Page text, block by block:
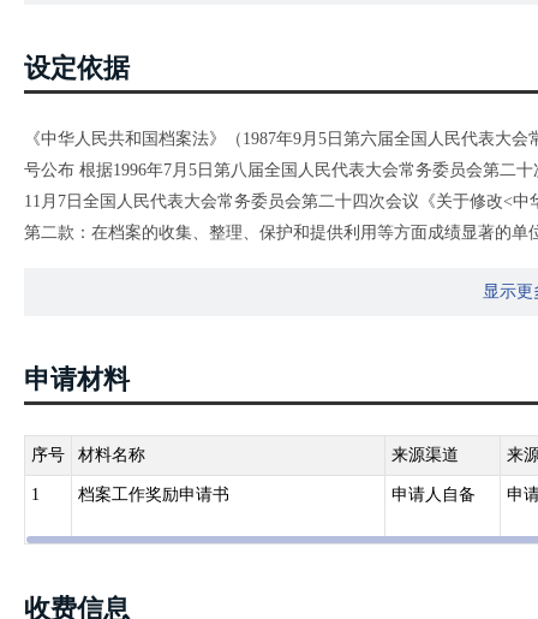
设定依据
《中华人民共和国档案法》（1987年9月5日第六届全国人民代表大
号公布 根据1996年7月5日第八届全国人民代表大会常务委员会第二
11月7日全国人民代表大会常务委员会第二十四次会议《关于修改<
第二款：在档案的收集、整理、保护和提供利用等方面成绩显著的
《中华人民共和国档案法实施办法》（1990年10月24日国务院批准
（一）对档案的收集、整理、提供利用做出显著成绩的；
（三）对档案学研究做出重要贡献的；
（四）将重要的或者珍贵的档案捐赠给国家的；
显示更
申请材料
序号 材料名称 来源渠道 来
1 档案工作奖励申请书 申请人自备 申
收费信息